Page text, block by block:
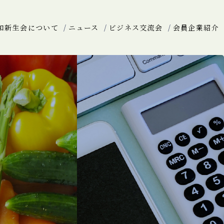
新生会について ニュース ビジネス交流会 会員企業紹介